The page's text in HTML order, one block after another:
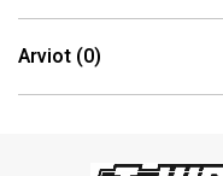
Arviot (0)